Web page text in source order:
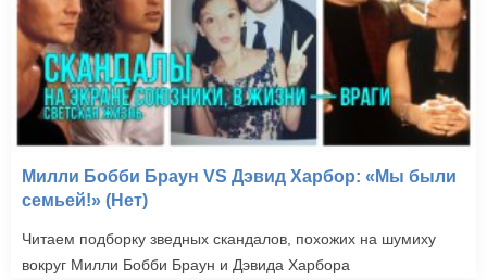
Милли Бобби Браун VS Дэвид Харбор: «Мы были
семьей!» (Нет)
Читаем подборку зведных скандалов, похожих на шумиху
вокруг Милли Бобби Браун и Дэвида Харбора